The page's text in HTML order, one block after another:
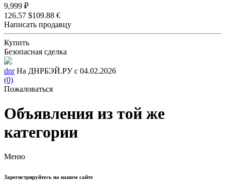
9,999 ₽
126.57 $109.88 €
Написать продавцу
Купить
Безопасная сделка
dnr На ДНРБЭЙ.РУ с 04.02.2026
(0)
Пожаловаться
Объявления из той же
категории
Меню
Зарегистрируйтесь на нашем сайте